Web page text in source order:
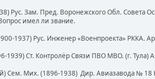
Рус. Зам. Пред. Воронежского Обл. Совета
имел ли звание.
1937) Рус. Инженер «Военпроекта» РККА.
1939) Ст. Контролёр Связи ПВО МВО. (г. Тула)
Мих. (1896-1938) Дир. Авиазавода № 18